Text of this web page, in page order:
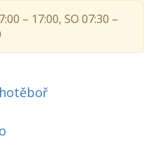
– 17:00, SO 07:30 –